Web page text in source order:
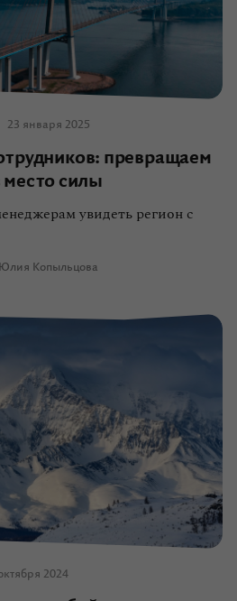
23 января 2025
превращаем
силы
увидеть регион с
Юлия Копыльцова
2024